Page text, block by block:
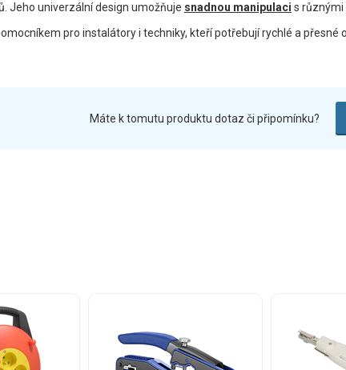
Jeho univerzální design umožňuje snadnou manipulaci s různými
pro instalátory i techniky, kteří potřebují rychlé a přesné
Máte k tomutu produktu dotaz či připomínku?